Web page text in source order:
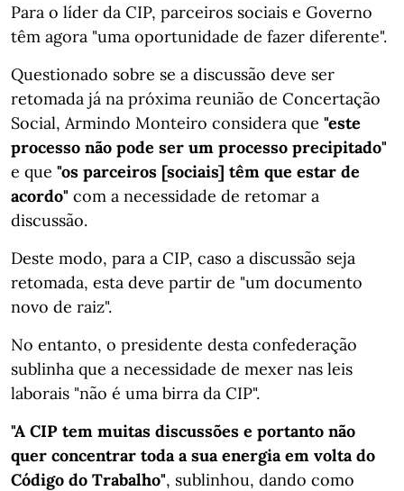
Para o líder da CIP, parceiros sociais e Governo
têm agora "uma oportunidade de fazer diferente".
Questionado sobre se a discussão deve ser
retomada já na próxima reunião de Concertação
Social, Armindo Monteiro considera que "este
processo não pode ser um processo precipitado"
e que "os parceiros [sociais] têm que estar de
acordo" com a necessidade de retomar a
discussão.
Deste modo, para a CIP, caso a discussão seja
retomada, esta deve partir de "um documento
novo de raiz".
No entanto, o presidente desta confederação
sublinha que a necessidade de mexer nas leis
laborais "não é uma birra da CIP".
"A CIP tem muitas discussões e portanto não
quer concentrar toda a sua energia em volta do
Código do Trabalho", sublinhou, dando como